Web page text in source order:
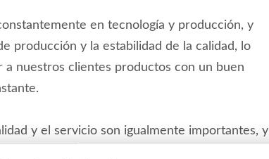
en tecnología y producción, y
producción y la estabilidad de la calidad, lo
nuestros clientes productos con un buen
y el servicio son igualmente importantes, y
confianza en los clientes.